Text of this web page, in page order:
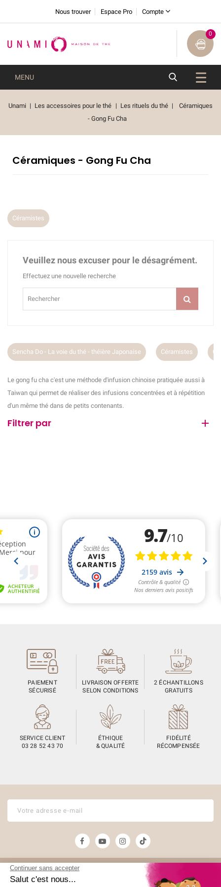
Nous trouver Espace Pro Compte
0
MENU
Unami Les accessoires pour le thé Les rituels du thé
Céramiques
- Gong Fu Cha
Céramiques - Gong Fu Cha
Céramistes
Veuillez nous excuser pour le désagrément.
Effectuez une nouvelle recherche
Sencha Do - La voie du thé - théière Japonaise Céramistes
Le gong fu cha c'est une méthode d'infusion chinoise pratiquée aussi à
Taiwan qui permet de réaliser des infusions concentrées et à répétition
d'un même thé dans de petits contenants.
Filtrer par
PAIEMENT
SÉCURISÉ
LIVRAISON OFFERTE
SELON CONDITIONS
2 ÉCHANTILLONS
GRATUITS
SERVICE CLIENT
03 28 52 43 70
ÉTHIQUE
& QUALITÉ
FIDÉLITÉ
RÉCOMPENSÉE
Unami Commander